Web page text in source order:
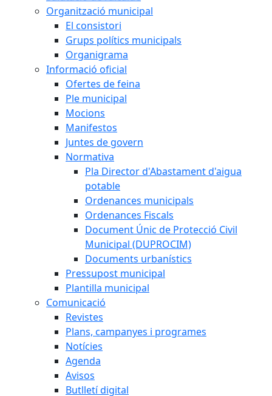
Organització municipal
El consistori
Grups polítics municipals
Organigrama
Informació oficial
Ofertes de feina
Ple municipal
Mocions
Manifestos
Juntes de govern
Normativa
Pla Director d'Abastament d'aigua
potable
Ordenances municipals
Ordenances Fiscals
Document Únic de Protecció Civil
Municipal (DUPROCIM)
Documents urbanístics
Pressupost municipal
Plantilla municipal
Comunicació
Revistes
Plans, campanyes i programes
Notícies
Agenda
Avisos
Butlletí digital